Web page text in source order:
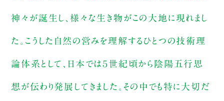
神々が誕生し、様々な生き物がこの大地に現れまし
た。こうした自然の営みを理解するひとつの技術理
論体系として、日本では５世紀頃から陰陽五行思
想が伝わり発展してきました。その中でも特に大切だ